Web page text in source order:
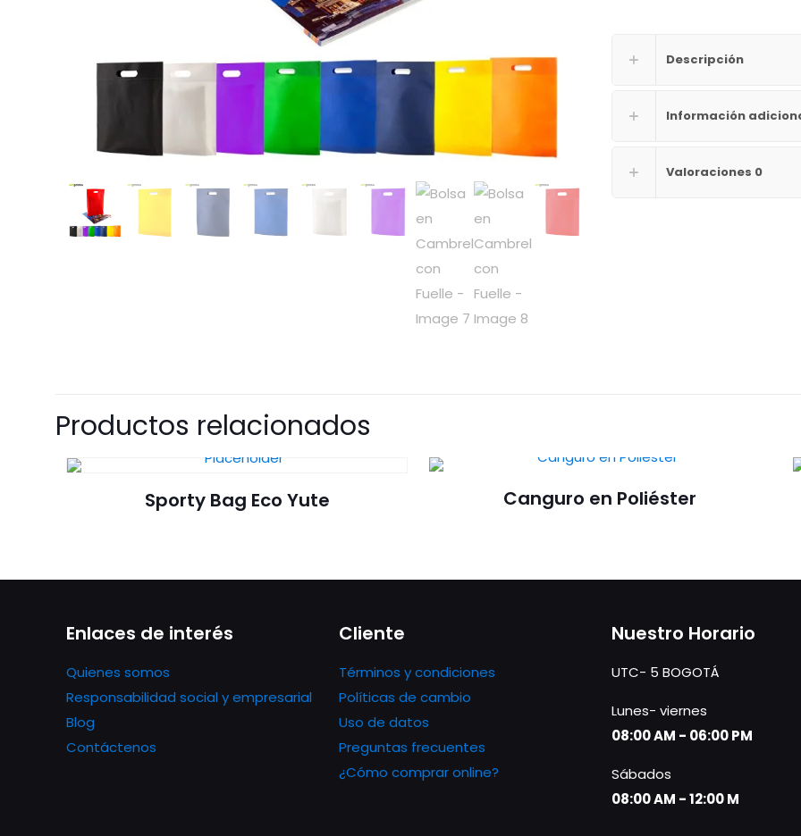
Descripción
Información
Valoraciones 0
Productos relacionados
Sporty Bag Eco Yute Canguro en Poliéster
Enlaces de interés
Quienes somos
Responsabilidad social y empresarial
Blog
Contáctenos
Cliente
Términos y condiciones
Políticas de cambio
Uso de datos
Preguntas frecuentes
¿Cómo comprar online?
Nuestro Horario
UTC- 5 BOGOTÁ
Lunes- viernes
08:00 AM - 06:00 PM
Sábados
08:00 AM - 12:00 M